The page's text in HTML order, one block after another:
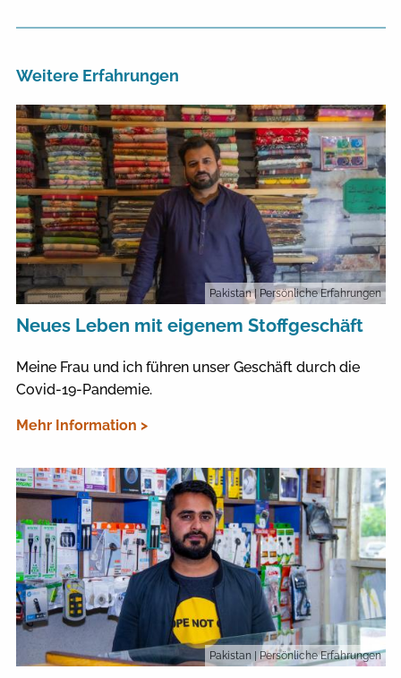
Weitere Erfahrungen
Pakistan| Persönliche Erfahrungen
Neues Leben mit eigenem Stoffgeschäft
Meine Frau und ich führen unser Geschäft durch die
Covid-19-Pandemie.
Mehr Information >
Pakistan | Persönliche Erfahrungen